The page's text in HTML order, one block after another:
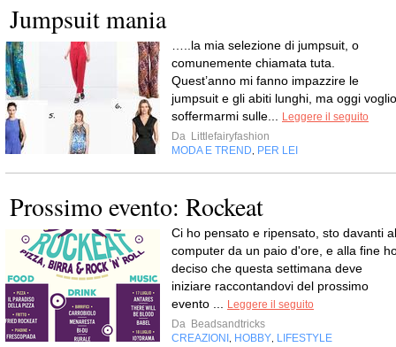
Jumpsuit mania
…..la mia selezione di jumpsuit, o
comunemente chiamata tuta.
Quest’anno mi fanno impazzire le
jumpsuit e gli abiti lunghi, ma oggi voglio
soffermarmi sulle...
Leggere il seguito
Da Littlefairyfashion
MODA E TREND PER LEI
Prossimo evento: Rockeat
Ci ho pensato e ripensato, sto davanti al
computer da un paio d'ore, e alla fine
deciso che questa settimana deve
iniziare raccontandovi del prossimo
evento ...
Leggere il seguito
Da Beadsandtricks
CREAZIONI HOBBY LIFESTYLE